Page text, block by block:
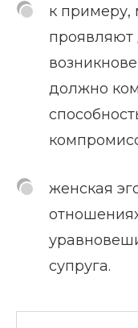
к примеру,
должно
женская
супруга.